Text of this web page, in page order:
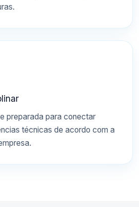
preparada para conectar
técnicas de acordo com a